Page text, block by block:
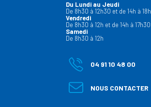
Du Lundi au Jeudi
De 8h30 à 12h30 et de 14h à 18h
Vendredi
De 8h30 à 12h et de 14h à 17h30
Samedi
De 8h30 à 12h
04 91 10 48 00
NOUS CONTACTER